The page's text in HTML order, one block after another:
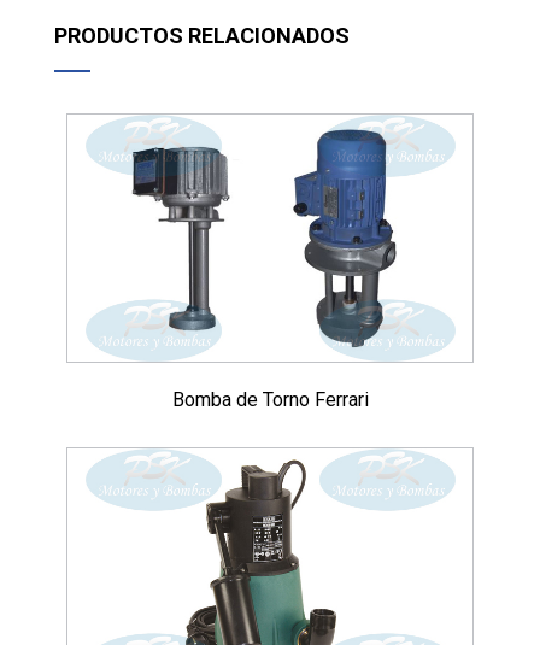
PRODUCTOS RELACIONADOS
Bomba de Torno Ferrari